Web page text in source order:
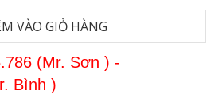
VÀO GIỎ HÀNG
(Mr. Sơn ) -
Bình )